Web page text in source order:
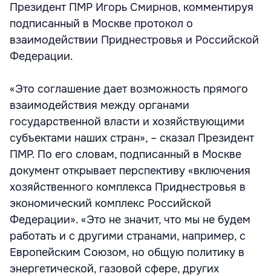
Президент ПМР Игорь Смирнов, комментируя
подписанный в Москве протокол о
взаимодействии Приднестровья и Российской
Федерации.
«Это соглашение дает возможность прямого
взаимодействия между органами
государственной власти и хозяйствующими
субъектами наших стран», – сказал Президент
ПМР. По его словам, подписанный в Москве
документ открывает перспективу «включения
хозяйственного комплекса Приднестровья в
экономический комплекс Российской
Федерации». «Это не значит, что мы не будем
работать и с другими странами, например, с
Европейским Союзом, но общую политику в
энергетической, газовой сфере, других